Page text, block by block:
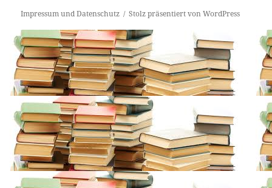
Impressum und Datenschutz Stolz präsentiert von WordPress